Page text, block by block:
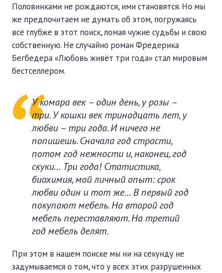
Половинками не рождаются, ими становятся. Но мы
же предпочитаем не думать об этом, погружаясь
всё глубже в этот поиск, ломая чужие судьбы и свою
собственную. Не случайно роман Фредерика
Бегбедера «Любовь живёт три года» стал мировым
бестселлером.
У комара век – один день, у розы –
три. У кошки век тринадцать лет, у
любви – три года. И ничего не
попишешь. Сначала год страсти,
потом год нежности и, наконец, год
скуки… Три года! Статистика,
биохимия, мой личный опыт: срок
любви один и тот же… В первый год
покупают мебель. На второй год
мебель переставляют. На третий
год мебель делят.
При этом в нашем поиске мы ни на секунду не
задумываемся о том, что у всех этих разрушенных